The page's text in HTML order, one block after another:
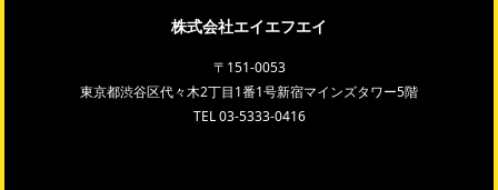
株式会社エイエフエイ
〒151-0053
東京都渋谷区代々木2丁目1番1号新宿マインズタワー5階
TEL03-5333-0416